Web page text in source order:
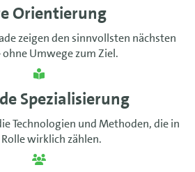
Orientierung
zeigen den sinnvollsten nächsten
Umwege zum Ziel.
Spezialisierung
Technologien und Methoden, die in
wirklich zählen.